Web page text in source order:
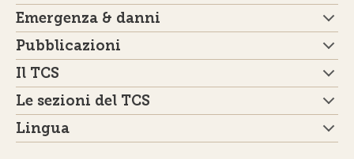
Emergenza & danni
Pubblicazioni
Il TCS
Le sezioni del TCS
Lingua